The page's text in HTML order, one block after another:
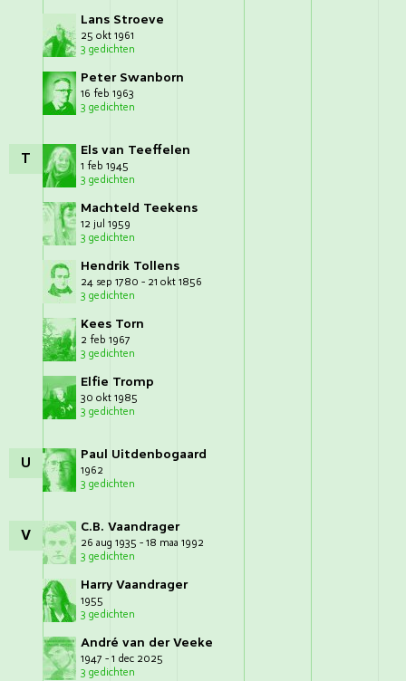
Lans Stroeve
25 okt 1961
3 gedichten
Peter Swanborn
16 feb 1963
3 gedichten
T Els van Teeffelen
1 feb 1945
3 gedichten
Machteld Teekens
12 jul 1959
3 gedichten
Hendrik Tollens
24 sep 1780 - 21 okt 1856
3 gedichten
Kees Torn
2 feb 1967
3 gedichten
Elfie Tromp
30 okt 1985
3 gedichten
U Paul Uitdenbogaard
1962
3 gedichten
V C.B. Vaandrager
26 aug 1935 - 18 maa 1992
3 gedichten
Harry Vaandrager
1955
3 gedichten
André van der Veeke
1947 - 1 dec 2025
3 gedichten